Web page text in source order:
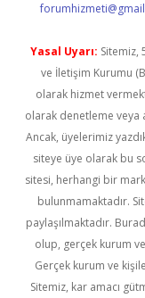
Yasal Uyarı: Sitemiz,
ve İletişim Kurumu
olarak hizmet
olarak denetleme veya
Ancak, üyelerimiz
siteye üye olarak bu
sitesi, herhangi bir
bulunmamaktadır.
paylaşılmaktadır.
olup, gerçek kurum
Gerçek kurum ve
Sitemiz, kar amacı